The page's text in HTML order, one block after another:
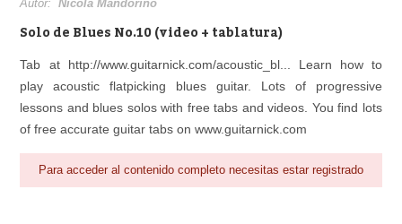
Biblioteca
Área personal Reproductor
Autor:Nicola Mandorino
Solo de Blues No.10 (video + tablatura)
Tab at http://www.guitarnick.com/acoustic_bl... Learn how to
play acoustic flatpicking blues guitar. Lots of progressive
lessons and blues solos with free tabs and videos. You find lots
of free accurate guitar tabs on www.guitarnick.com
Para acceder al contenido completo necesitas estar registrado